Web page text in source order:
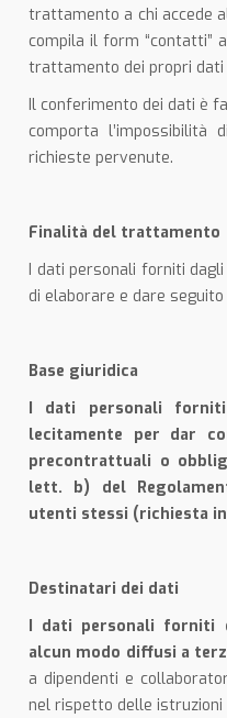
trattamento a chi accede
compila il form “contatti”
trattamento dei propri dati
Il conferimento dei dati è
comporta
richieste pervenute.
Finalità del trattamento
I dati personali forniti
di elaborare e dare
Base giuridica
I dati personali
lecitamente per dar
precontrattuali o
lett. b) del
utenti stessi (richiesta
Destinatari dei dati
I dati personali forniti
alcun modo diffusi a
a dipendenti e
nel rispetto delle